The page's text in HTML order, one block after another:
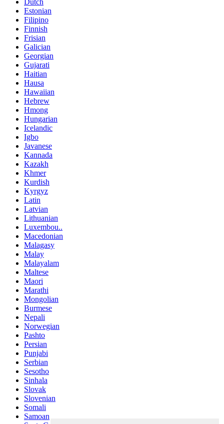
Estonian
Filipino
Finnish
Frisian
Galician
Georgian
Gujarati
Haitian
Hausa
Hawaiian
Hebrew
Hmong
Hungarian
Icelandic
Igbo
Javanese
Kannada
Kazakh
Khmer
Kurdish
Kyrgyz
Latin
Latvian
Lithuanian
Luxembou..
Macedonian
Malagasy
Malay
Malayalam
Maltese
Maori
Marathi
Mongolian
Burmese
Nepali
Norwegian
Pashto
Persian
Punjabi
Serbian
Sesotho
Sinhala
Slovak
Slovenian
Somali
Samoan